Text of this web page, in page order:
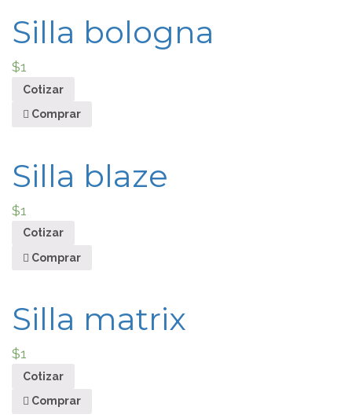
Silla bologna
$1
Cotizar
Comprar
Silla blaze
$1
Cotizar
Comprar
Silla matrix
$1
Cotizar
Comprar